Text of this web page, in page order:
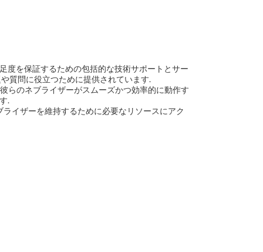
度を保証するための包括的な技術サポートとサー
質問に役立つために提供されています.
らのネブライザーがスムーズかつ効率的に動作す
.
イザーを維持するために必要なリソースにアク